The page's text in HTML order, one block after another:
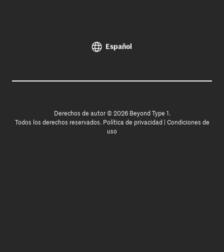
Español
Derechos de autor © 2026 Beyond Type 1.
Todos los derechos reservados. Política de privacidad
Condiciones de
uso